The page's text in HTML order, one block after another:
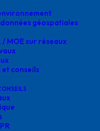
géospatiales
/ MOE sur réseaux
conseils
de